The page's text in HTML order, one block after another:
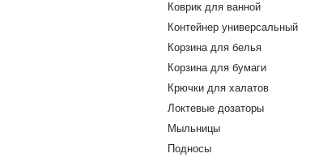
Коврик для ванной
Контейнер универсальный
Корзина для белья
Корзина для бумаги
Крючки для халатов
Локтевые дозаторы
Мыльницы
Подносы